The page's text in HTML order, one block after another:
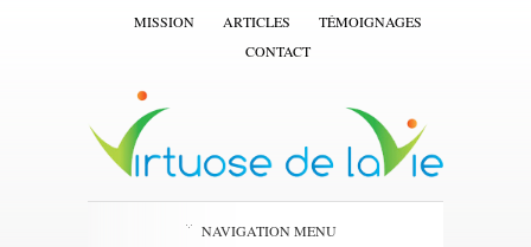
MISSION ARTICLES
TÉMOIGNAGES
CONTACT
NAVIGATION MENU